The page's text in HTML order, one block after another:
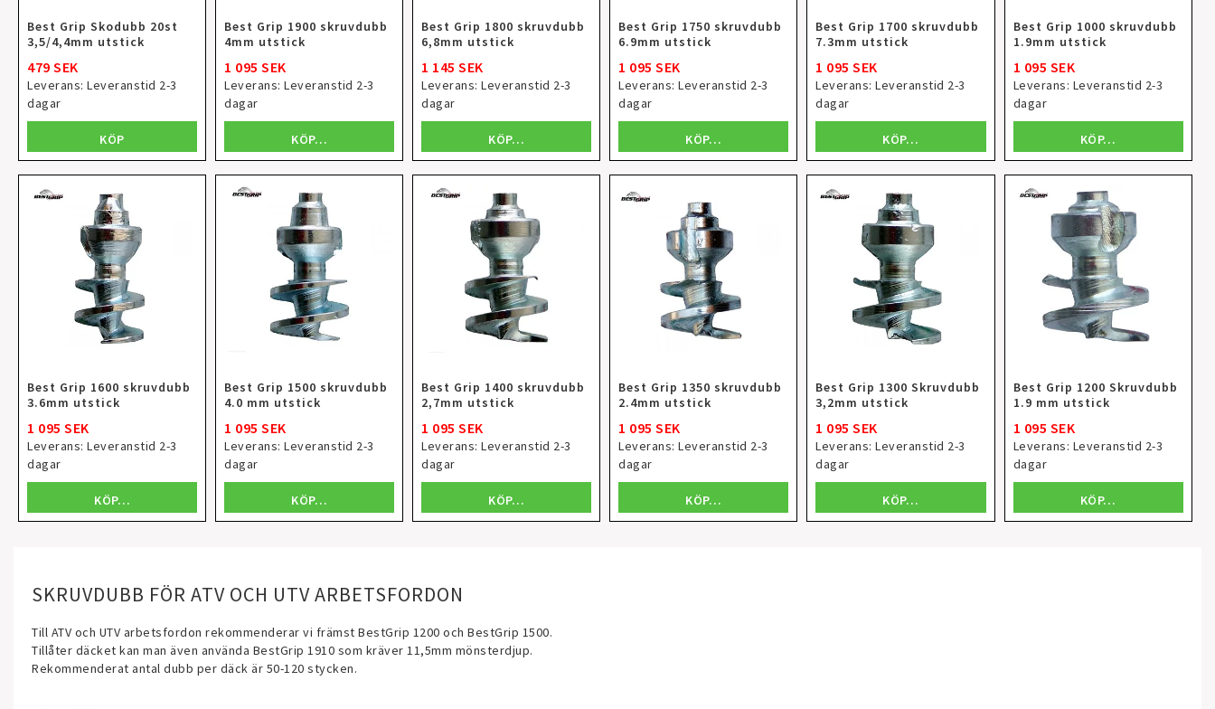
Best Grip Skodubb 20st
3,5/4,4mm utstick
479 SEK
Leverans: Leveranstid 2-3
dagar
KÖP
Best Grip 1900 skruvdubb
4mm utstick
1 095 SEK
Leverans:Leveranstid 2-3
dagar
KÖP…
Best Grip 1800 skruvdubb
6,8mm utstick
1 145 SEK
Leverans:Leveranstid 2-3
dagar
KÖP…
Best Grip 1750 skruvdubb
6.9mm utstick
1 095 SEK
Leverans:Leveranstid 2-3
dagar
KÖP…
Best Grip 1700 skruvdubb
7.3mm utstick
1 095 SEK
Leverans:Leveranstid 2-3
dagar
KÖP…
Best Grip 1000 skruvdubb
1.9mm utstick
1 095 SEK
Leverans: Leveranstid 2-3
dagar
KÖP…
Best Grip 1600 skruvdubb
3.6mm utstick
1 095 SEK
Leverans: Leveranstid 2-3
dagar
KÖP…
Best Grip 1500 skruvdubb
4.0 mm utstick
1 095 SEK
Leverans:Leveranstid 2-3
dagar
KÖP…
Best Grip 1400 skruvdubb
2,7mm utstick
1 095 SEK
Leverans:Leveranstid 2-3
dagar
KÖP…
Best Grip 1350 skruvdubb
2.4mm utstick
1 095 SEK
Leverans:Leveranstid 2-3
dagar
KÖP…
Best Grip 1300 Skruvdubb
3,2mm utstick
1 095 SEK
Leverans:Leveranstid 2-3
dagar
KÖP…
Best Grip 1200 Skruvdubb
1.9 mm utstick
1 095 SEK
Leverans: Leveranstid 2-3
dagar
KÖP…
SKRUVDUBB FÖR ATV OCH UTV ARBETSFORDON
Till ATV och UTV arbetsfordon rekommenderar vi främst BestGrip 1200 och BestGrip 1500.
Tillåter däcket kan man även använda BestGrip 1910 som kräver 11,5mm mönsterdjup.
Rekommenderat antal dubb per däck är 50-120 stycken.